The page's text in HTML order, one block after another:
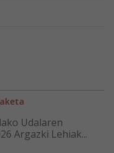
Udalaren
Argazki Lehiak...